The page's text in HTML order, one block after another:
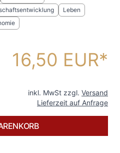
Leben
16,50 EUR
inkl. MwSt zzgl. Versand
Lieferzeit auf Anfrage